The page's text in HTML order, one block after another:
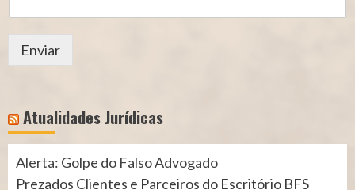
Enviar
Atualidades Jurídicas
Alerta: Golpe do Falso Advogado
Prezados Clientes e Parceiros do Escritório BFS